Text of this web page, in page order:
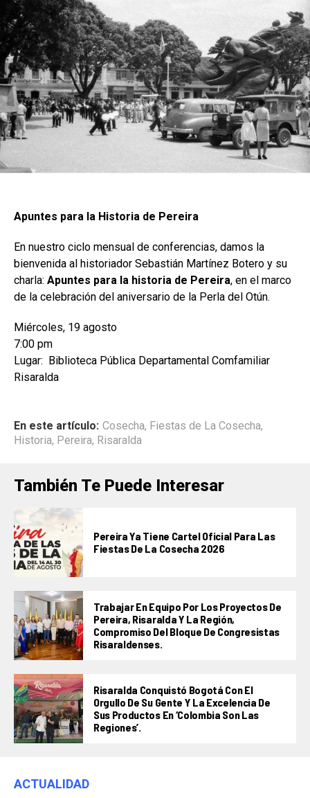
Apuntes para la Historia de Pereira
En nuestro ciclo mensual de conferencias, damos la
bienvenida al historiador Sebastián Martínez Botero y su
charla: Apuntes para la historia de Pereira, en el marco
de la celebración del aniversario de la Perla del Otún.
Miércoles, 19 agosto
7:00 pm
Lugar: Biblioteca Pública Departamental Comfamiliar
Risaralda
En este artículo: Cosecha, Fiestas de La Cosecha,
Historia, Pereira, Risaralda
También Te Puede Interesar
Pereira Ya Tiene Cartel Oficial Para Las
Fiestas De La Cosecha 2026
Trabajar En Equipo Por Los Proyectos De
Pereira, Risaralda Y La Región,
Compromiso Del Bloque De Congresistas
Risaraldenses.
Risaralda Conquistó Bogotá Con El
Orgullo De Su Gente Y La Excelencia De
Sus Productos En ‘Colombia Son Las
Regiones’.
ACTUALIDAD